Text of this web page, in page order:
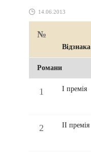
14.06.2013
№
Відзнака
Романи
1 І премія
2 ІІ премія